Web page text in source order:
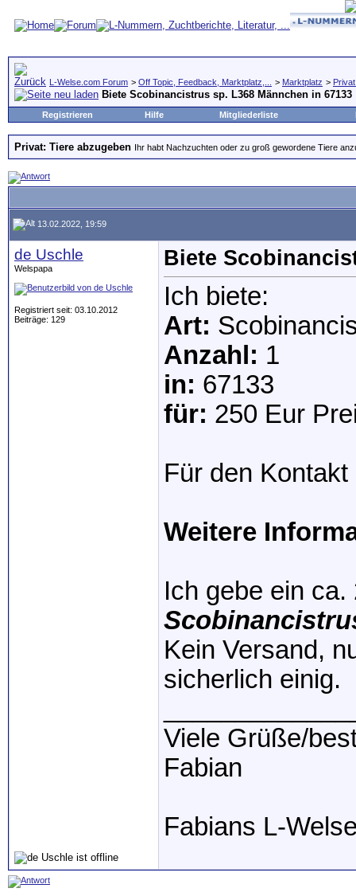
L-Welse.com Forum > Off Topic, Feedback, Marktplatz,... > Marktplatz >
Biete Scobinancistrus sp. L368 Männchen in 67133
Registrieren Hilfe Mitgliederliste
Privat: Tiere abzugeben Ihr habt Nachzuchten oder zu groß gewordene Tiere
13.02.2022, 19:59
de Uschle
Welspapa
Registriert seit: 03.10.2012
Beiträge: 129
Biete
Ich biete:
Art:
Anzahl: 1
in: 67133
für: 250 Eur
Für den
Weitere
Ich gebe ein
Kein Versand,
sicherlich einig.
Viele Grüße/
Fabian
Fabians L-